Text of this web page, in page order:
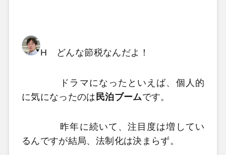
H どんな節税なんだよ！
ドラマになったといえば、個人的
に気になったのは 民泊ブームです。
昨年に続いて、注目度は増してい
るんですが結局、法制化は決まらず。